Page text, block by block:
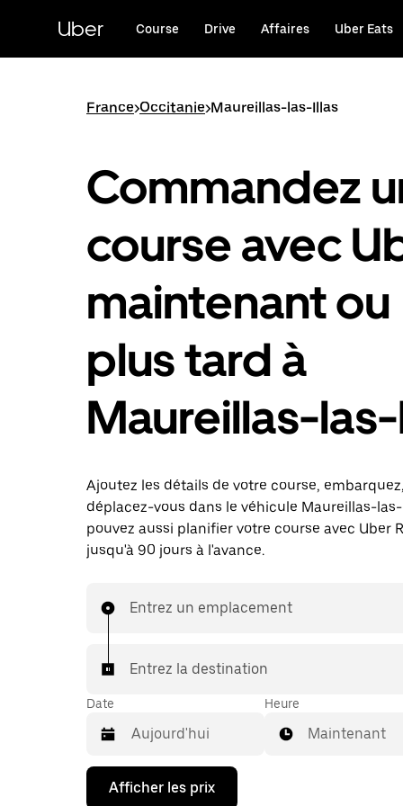
principal
Uber Course Drive Affaires Uber Eats
France>Occitanie>Maureillas-las-Illas
Commandez
course avec
maintenant ou
plus tard à
Maureillas-
Ajoutez les détails de votre course,
déplacez-vous dans le véhicule Maureillas-las-
pouvez aussi planifier votre course avec Uber
jusqu'à 90 jours à l'avance.
Entrez un emplacement
Entrez la destination
Date
Appuyez
Heure
Maintenant
Afficher les prix